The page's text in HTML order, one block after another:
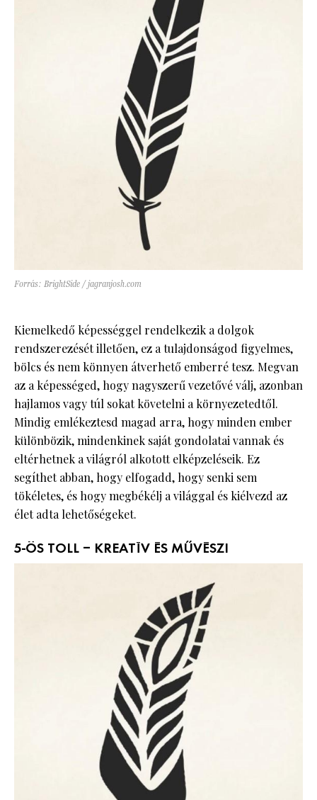
Forrás: BrightSide / jagranjosh.com
Kiemelkedő képességgel rendelkezik a dolgok
rendszerezését illetően, ez a tulajdonságod figyelmes,
bölcs és nem könnyen átverhető emberré tesz. Megvan
az a képességed, hogy nagyszerű vezetővé válj, azonban
hajlamos vagy túl sokat követelni a környezetedtől.
Mindig emlékeztesd magad arra, hogy minden ember
különbözik, mindenkinek saját gondolatai vannak és
eltérhetnek a világról alkotott elképzeléseik. Ez
segíthet abban, hogy elfogadd, hogy senki sem
tökéletes, és hogy megbékélj a világgal és kiélvezd az
élet adta lehetőségeket.
5-ÖS TOLL – KREATÍV ÉS MŰVÉSZI